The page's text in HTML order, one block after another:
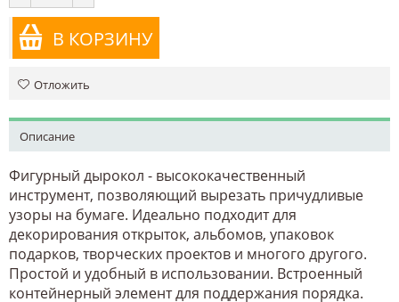
В КОРЗИНУ
Отложить
Описание
Фигурный дырокол - высококачественный
инструмент, позволяющий вырезать причудливые
узоры на бумаге. Идеально подходит для
декорирования открыток, альбомов, упаковок
подарков, творческих проектов и многого другого.
Простой и удобный в использовании. Встроенный
контейнерный элемент для поддержания порядка.